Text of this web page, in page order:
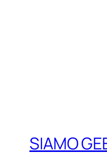
SIAMO